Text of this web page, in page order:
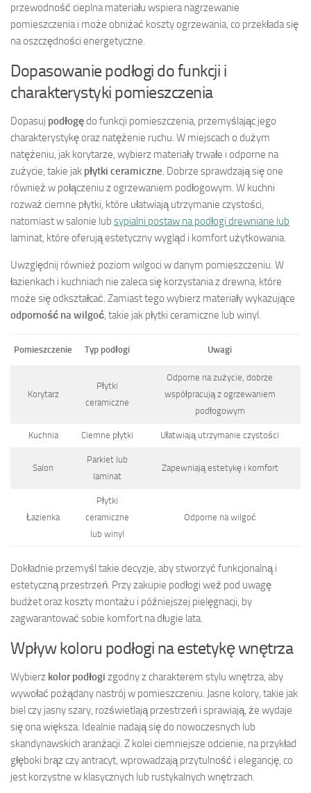
przewodność cieplna materiału wspiera nagrzewanie
pomieszczenia i może obniżać koszty ogrzewania, co przekłada się
na oszczędności energetyczne.
Dopasowanie podłogi do funkcji i
charakterystyki pomieszczenia
Dopasuj podłogędo funkcji pomieszczenia, przemyślając jego
charakterystykę oraz natężenie ruchu. W miejscach o dużym
natężeniu, jak korytarze, wybierz materiały trwałe i odporne na
zużycie, takie jak płytki ceramiczne . Dobrze sprawdzają się one
również w połączeniu z ogrzewaniem podłogowym. W kuchni
rozważ ciemne płytki, które ułatwiają utrzymanie czystości,
natomiast w salonie lub sypialni postaw na podłogi drewniane lub
laminat, które oferują estetyczny wygląd i komfort użytkowania.
Uwzględnij również poziom wilgoci w danym pomieszczeniu. W
łazienkach i kuchniach nie zaleca się korzystania z drewna, które
może się odkształcać. Zamiast tego wybierz materiały wykazujące
odporność na wilgoć , takie jak płytki ceramiczne lub winyl.
Pomieszczenie Typ podłogi Uwagi
Korytarz
Płytki
ceramiczne
Odporne na zużycie, dobrze
współpracują z ogrzewaniem
podłogowym
Kuchnia Ciemne płytki Ułatwiają utrzymanie czystości
Salon
Parkiet lub
laminat
Zapewniają estetykę i komfort
Łazienka
Płytki
ceramiczne
lub winyl
Odporne na wilgoć
Dokładnie przemyśl takie decyzje, aby stworzyć funkcjonalną i
estetyczną przestrzeń. Przy zakupie podłogi weź pod uwagę
budżet oraz koszty montażu i późniejszej pielęgnacji, by
zagwarantować sobie komfort na długie lata.
Wpływ koloru podłogi na estetykę wnętrza
Wybierz kolor podłogi zgodny z charakterem stylu wnętrza, aby
wywołać pożądany nastrój w pomieszczeniu. Jasne kolory, takie jak
biel czy jasny szary, rozświetlają przestrzeń i sprawiają, że wydaje
się ona większa. Idealnie nadają się do nowoczesnych lub
skandynawskich aranżacji. Z kolei ciemniejsze odcienie, na przykład
głęboki brąz czy antracyt, wprowadzają przytulność i elegancję, co
jest korzystne w klasycznych lub rustykalnych wnętrzach.